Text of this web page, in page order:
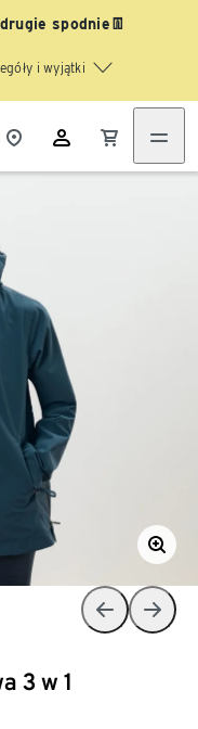
spodnie👖
i wyjątki
3 w 1